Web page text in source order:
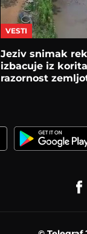
VESTI
Jeziv snimak
izbacuje iz
razornost